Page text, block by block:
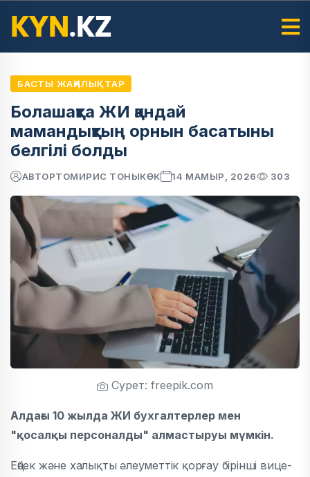
БАСТЫ ЖАҢАЛЫҚТАР
Болашақта ЖИ қандай
мамандықтың орнын басатыны
белгілі болды
АВТОРТОМИРИС ТОНЫКӨК 14 МАМЫР, 2026 303
Сурет: freepik.com
Алдағы 10 жылда ЖИ бухгалтерлер мен
"қосалқы персоналды" алмастыруы мүмкін.
Еңбек және халықты әлеуметтік қорғау бірінші вице-